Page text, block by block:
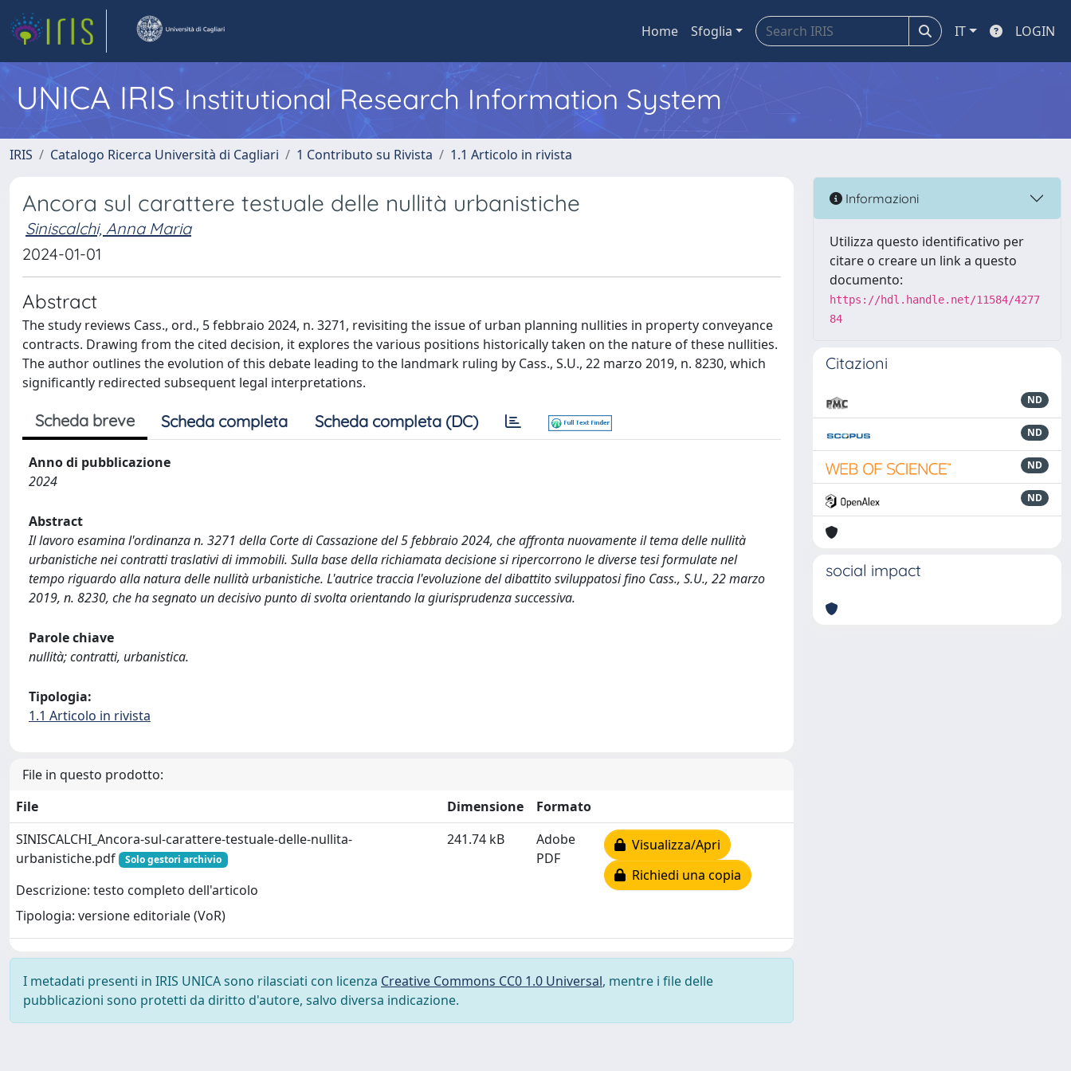
Home Sfoglia IT LOGIN
UNICA IRISInstitutional Research Information System
IRIS Catalogo Ricerca Università di Cagliari 1 Contributo su Rivista 1.1 Articolo in rivista
Ancora sul carattere testuale delle nullità urbanistiche
Siniscalchi, Anna Maria
2024-01-01
Abstract
The study reviews Cass., ord., 5 febbraio 2024, n. 3271, revisiting the issue of urban planning nullities in property conveyance
contracts. Drawing from the cited decision, it explores the various positions historically taken on the nature of these nullities.
The author outlines the evolution of this debate leading to the landmark ruling by Cass., S.U., 22 marzo 2019, n. 8230, which
significantly redirected subsequent legal interpretations.
Scheda breve Scheda completa Scheda completa (DC)
Anno di pubblicazione
2024
Abstract
Il lavoro esamina l'ordinanza n. 3271 della Corte di Cassazione del 5 febbraio 2024, che affronta nuovamente il tema delle nullità
urbanistiche nei contratti traslativi di immobili. Sulla base della richiamata decisione si ripercorrono le diverse tesi formulate nel
tempo riguardo alla natura delle nullità urbanistiche. L'autrice traccia l'evoluzione del dibattito sviluppatosi fino Cass., S.U., 22 marzo
2019, n. 8230, che ha segnato un decisivo punto di svolta orientando la giurisprudenza successiva.
Parole chiave
nullità; contratti, urbanistica.
Tipologia:
1.1 Articolo in rivista
File in questo prodotto:
File
Dimensione
Formato
SINISCALCHI_Ancora-sul-carattere-testuale-delle-nullita-
urbanistiche.pdf
Solo gestori archivio
Descrizione: testo completo dell'articolo
Tipologia: versione editoriale (VoR)
241.74 kB
Adobe
PDF
Visualizza/Apri
Richiedi una copia
I metadati presenti in IRIS UNICA sono rilasciati con licenza Creative Commons CC0 1.0 Universal, mentre i file delle
pubblicazioni sono protetti da diritto d'autore, salvo diversa indicazione.
Informazioni
Utilizza questo identificativo per
citare o creare un link a questo
documento:
https://hdl.handle.net/11584/4277
84
Citazioni
ND
ND
ND
ND
social impact